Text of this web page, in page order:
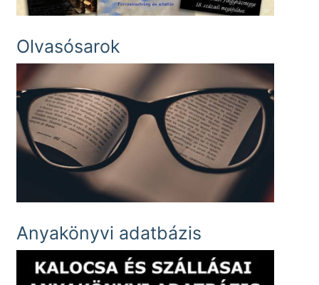
Olvasósarok
Anyakönyvi adatbázis